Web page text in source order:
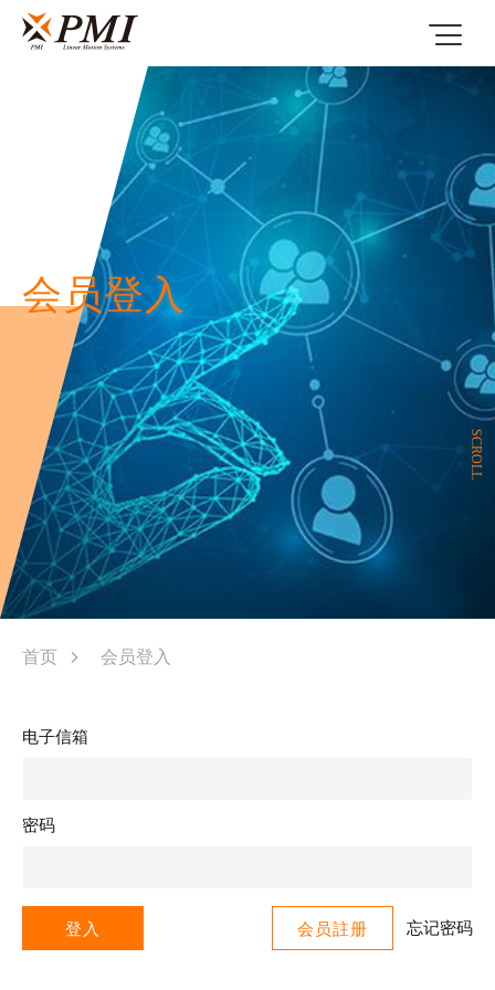
会员登入
SCROLL
首页 会员登入
电子信箱
密码
登入 会员註册 忘记密码